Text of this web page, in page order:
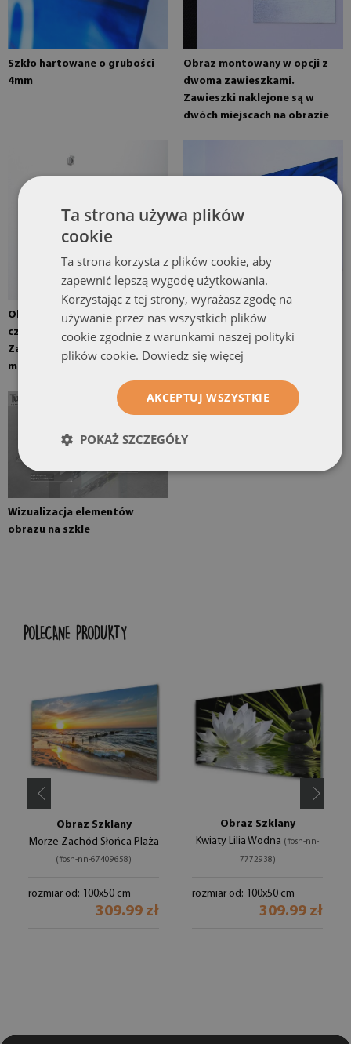
Szkło hartowane o grubości
4mm
Obraz montowany w opcji z
dwoma zawieszkami.
Zawieszki naklejone są w
dwóch miejscach na obrazie
Obraz montowany w opcji z
czterema zawieszkami.
Zawieszki lustrzane
montowane na ścianie
Obraz gotowy do montażu
Wizualizacja elementów
obrazu na szkle
POLECANE PRODUKTY
Obraz Szklany
Morze Zachód Słońca Plaża
(#osh-nn-67409658)
rozmiar od: 100x50 cm
309.99 zł
Obraz Szklany
Kwiaty Lilia Wodna (#osh-nn-
7772938)
rozmiar od: 100x50 cm
309.99 zł
Ta strona używa plików
cookie
Ta strona korzysta z plików cookie, aby
zapewnić lepszą wygodę użytkowania.
Korzystając z tej strony, wyrażasz zgodę na
używanie przez nas wszystkich plików
cookie zgodnie z warunkami naszej polityki
plików cookie. Dowiedz się więcej
AKCEPTUJ WSZYSTKIE
POKAŻ SZCZEGÓŁY